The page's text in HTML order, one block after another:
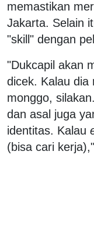
memastikan
Jakarta. Selain
"skill" dengan
"Dukcapil akan
dicek. Kalau dia
monggo,
dan asal juga
identitas. Kalau
(bisa cari